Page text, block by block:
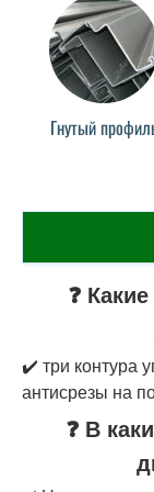
Гнутый
❓
✔️ три контура
антисрезы на
❓ В